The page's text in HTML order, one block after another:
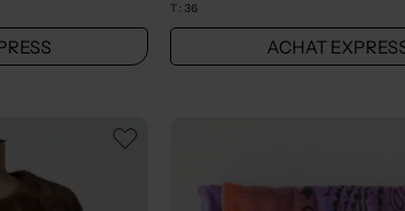
T : 36
ACHAT